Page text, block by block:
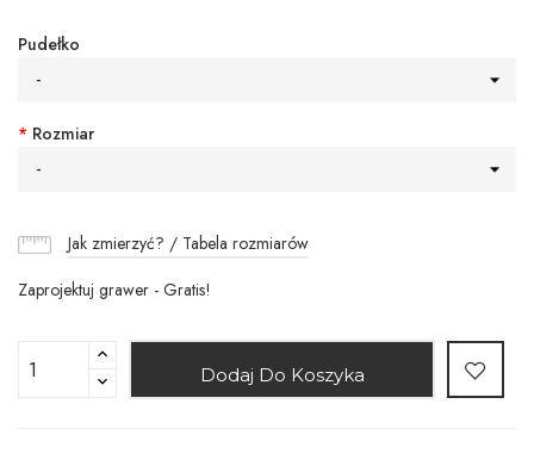
Pudełko
-
* Rozmiar
-
Jak zmierzyć? / Tabela rozmiarów
Zaprojektuj grawer - Gratis!
Dodaj Do Koszyka